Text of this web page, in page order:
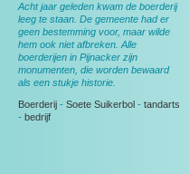
Acht jaar geleden kwam de boerderij
leeg te staan. De gemeente had er
geen bestemming voor, maar wilde
hem ook niet afbreken. Alle
boerderijen in Pijnacker zijn
monumenten, die worden bewaard
als een stukje historie.
Boerderij - Soete Suikerbol - tandarts
- bedrijf